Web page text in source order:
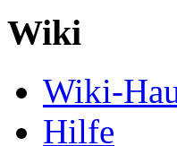
Wiki
Wiki-
Hilfe